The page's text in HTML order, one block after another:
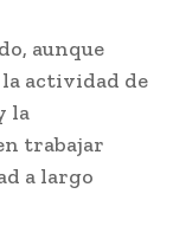
aunque
actividad de
la
trabajar
a largo